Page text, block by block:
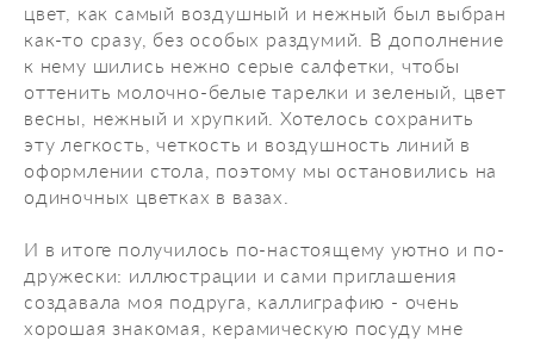
цвет, как самый воздушный и нежный был выбран
как-то сразу, без особых раздумий. В дополнение
к нему шились нежно серые салфетки, чтобы
оттенить молочно-белые тарелки и зеленый, цвет
весны, нежный и хрупкий. Хотелось сохранить
эту легкость, четкость и воздушность линий в
оформлении стола, поэтому мы остановились на
одиночных цветках в вазах.
И в итоге получилось по-настоящему уютно и по-
дружески: иллюстрации и сами приглашения
создавала моя подруга, каллиграфию - очень
хорошая знакомая, керамическую посуду мне